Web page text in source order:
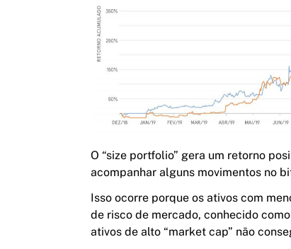
O “size portfolio” gera um retorno
acompanhar alguns movimentos no
Isso ocorre porque os ativos com
de risco de mercado, conhecido
ativos de alto “market cap” não